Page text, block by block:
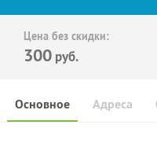
Цена без скидки:
300 руб.
Основное Адреса